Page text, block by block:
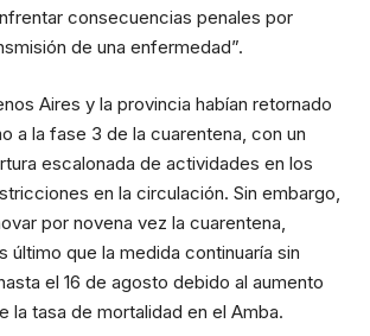
consecuencias penales por
de una enfermedad”.
Aires y la provincia habían retornado
a la fase 3 de la cuarentena, con un
escalonada de actividades en los
en la circulación. Sin embargo,
por novena vez la cuarentena,
último que la medida continuaría sin
el 16 de agosto debido al aumento
la tasa de mortalidad en el Amba.